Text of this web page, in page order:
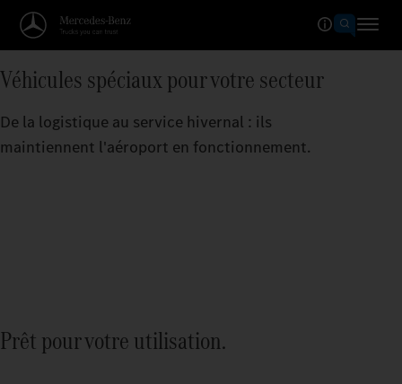
Véhicules spéciaux pour votre secteur
De la logistique au service hivernal : ils
maintiennent l'aéroport en fonctionnement.
Prêt pour votre utilisation.